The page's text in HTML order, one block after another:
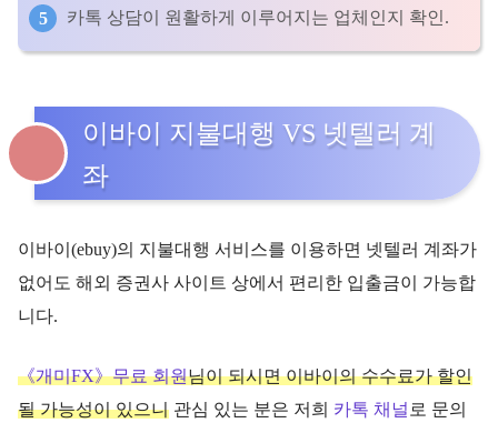
카톡 상담이 원활하게 이루어지는 업체인지 확인.
이바이 지불대행 VS 넷텔러 계
좌
이바이(ebuy)의 지불대행 서비스를 이용하면 넷텔러 계좌가
없어도 해외 증권사 사이트 상에서 편리한 입출금이 가능합
니다.
《개미FX》무료 회원님이 되시면 이바이의 수수료가 할인
될 가능성이 있으니 관심 있는 분은 저희 카톡 채널 로 문의